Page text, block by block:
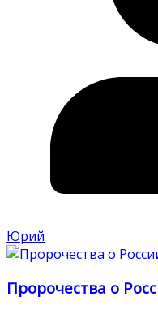
Юрий
Пророчества о